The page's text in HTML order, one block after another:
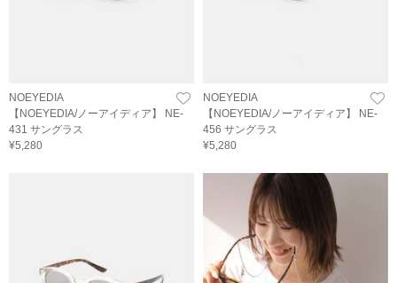
NOEYEDIA
【NOEYEDIA/ノーアイディア】 NE-
431 サングラス
¥5,280
NOEYEDIA
【NOEYEDIA/ノーアイディア】 NE-
456 サングラス
¥5,280